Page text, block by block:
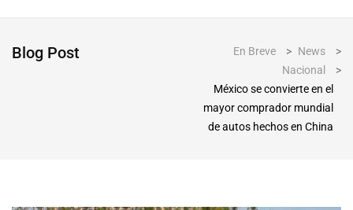
Blog Post En Breve > News
>
Nacional
>
México se convierte en el
mayor comprador mundial
de autos hechos en China